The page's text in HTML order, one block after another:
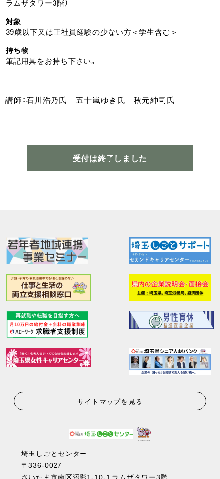
ラムザタワー3階）
対象
39歳以下又は正社員経験の少ない方＜学生含む＞
持ち物
筆記用具をお持ち下さい。
講師：石川浩乃氏 五十嵐ゆき氏 秋元紳司氏
受付は終了しました
サイトマップを見る
埼玉しごとセンター
〒336-0027
さいたま市南区沼影1-10-1 ラムザタワー3階